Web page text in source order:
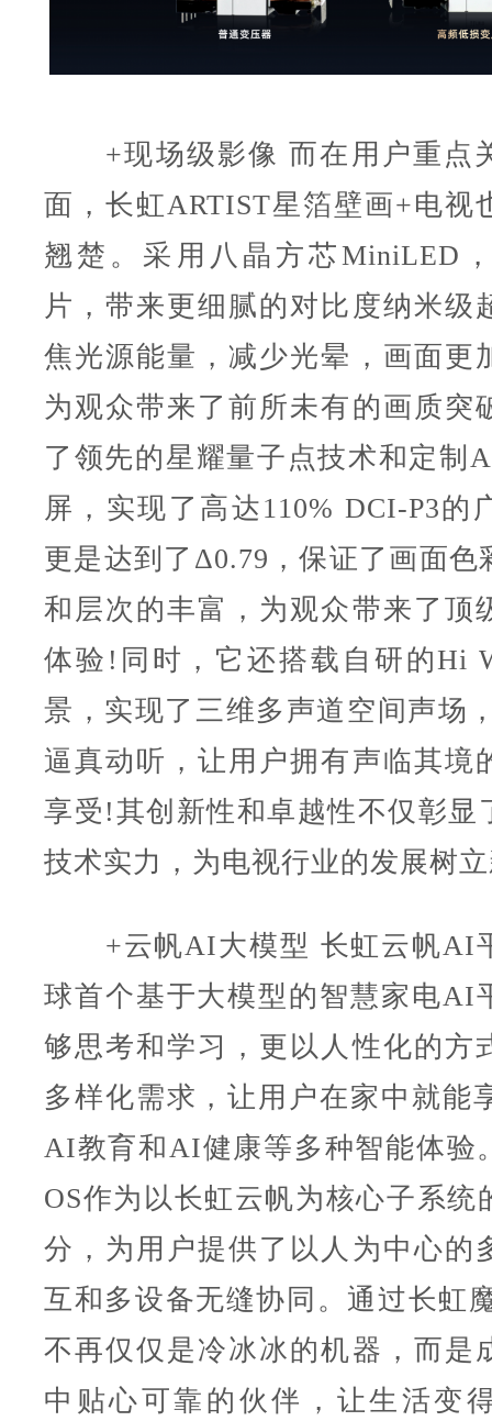
+现场级影像 而在用户重点
面，长虹ARTIST星箔壁画+电视
翘楚。采用八晶方芯MiniLED
片，带来更细腻的对比度纳米级
焦光源能量，减少光晕，画面更
为观众带来了前所未有的画质突
了领先的星耀量子点技术和定制
屏，实现了高达110% DCI-P3的
更是达到了Δ0.79，保证了画面色
和层次的丰富，为观众带来了顶
体验!同时，它还搭载自研的Hi
景，实现了三维多声道空间声场
逼真动听，让用户拥有声临其境
享受!其创新性和卓越性不仅彰显
技术实力，为电视行业的发展树
+云帆AI大模型 长虹云帆AI
球首个基于大模型的智慧家电AI
够思考和学习，更以人性化的方
多样化需求，让用户在家中就能
AI教育和AI健康等多种智能体验
OS作为以长虹云帆为核心子系统
分，为用户提供了以人为中心的
互和多设备无缝协同。通过长虹
不再仅仅是冷冰冰的机器，而是
中贴心可靠的伙伴，让生活变